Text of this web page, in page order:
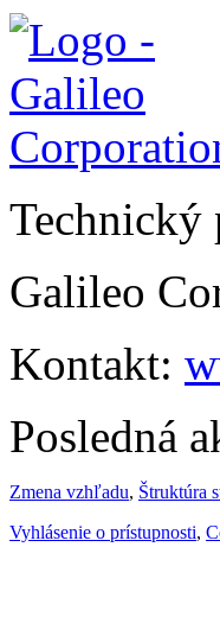
Technický
Galileo
Kontakt:
Posledná
Zmena vzhľadu, Štruktúra
Vyhlásenie o prístupnosti,